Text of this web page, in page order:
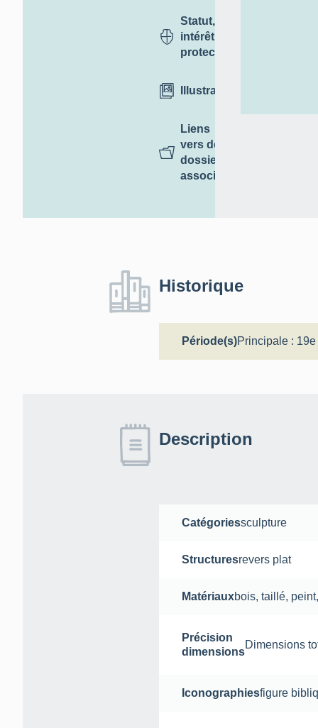
Statut,
intérêt et
protection
Illustrations
Liens
vers des
dossiers
associés
Historique
Période(s)Principale :
Description
Catégoriessculpture
Structuresrevers plat
Matériauxbois, taillé, peint
Précision
dimensions
Dimensions
Iconographiesfigure